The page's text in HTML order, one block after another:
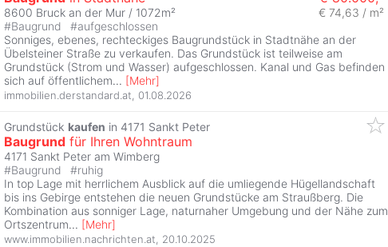
8600 Bruck an der Mur / 1072m² € 74,63 / m²
#Baugrund #aufgeschlossen
Sonniges, ebenes, rechteckiges Baugrundstück in Stadtnähe an der
Übelsteiner Straße zu verkaufen. Das Grundstück ist teilweise am
Grundstück (Strom und Wasser) aufgeschlossen. Kanal und Gas befinden
sich auf öffentlichem... [Mehr]
immobilien.derstandard.at 01.08.2026
Grundstück kaufen in 4171 Sankt Peter
Baugrund für Ihren Wohntraum
4171 Sankt Peter am Wimberg
#Baugrund #ruhig
In top Lage mit herrlichem Ausblick auf die umliegende Hügellandschaft
bis ins Gebirge entstehen die neuen Grundstücke am Straußberg. Die
Kombination aus sonniger Lage, naturnaher Umgebung und der Nähe zum
Ortszentrum... [Mehr]
www.immobilien.nachrichten.at 20.10.2025